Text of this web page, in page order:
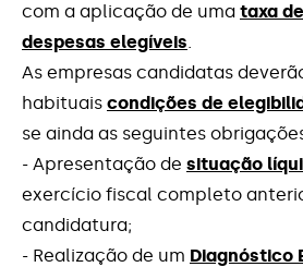
com a aplicação de uma taxa
despesas elegíveis.
As empresas candidatas
habituais condições de
se ainda as seguintes
- Apresentação de situação
exercício fiscal completo
candidatura;
- Realização de um Diagnóstico